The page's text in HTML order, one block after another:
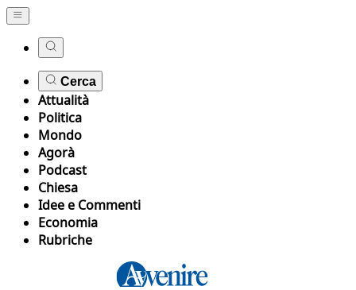
Cerca
Attualità
Politica
Mondo
Agorà
Podcast
Chiesa
Idee e Commenti
Economia
Rubriche